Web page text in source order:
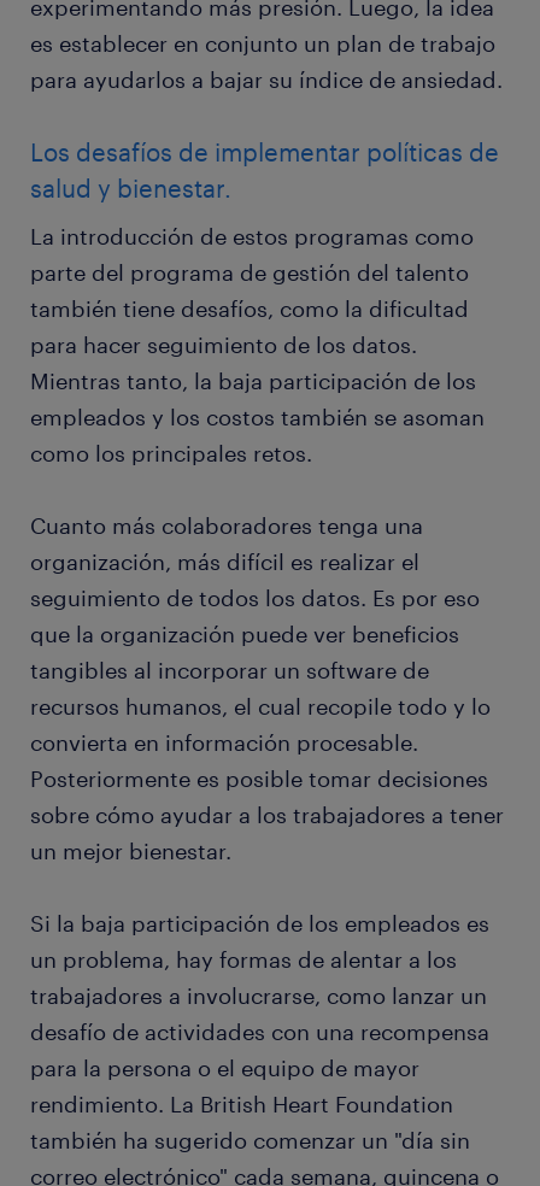
experimentando más presión. Luego, la idea
es establecer en conjunto un plan de trabajo
para ayudarlos a bajar su índice de ansiedad.
Los desafíos de implementar políticas de
salud y bienestar.
La introducción de estos programas como
parte del programa de gestión del talento
también tiene desafíos, como la dificultad
para hacer seguimiento de los datos.
Mientras tanto, la baja participación de los
empleados y los costos también se asoman
como los principales retos.
Cuanto más colaboradores tenga una
organización, más difícil es realizar el
seguimiento de todos los datos. Es por eso
que la organización puede ver beneficios
tangibles al incorporar un software de
recursos humanos, el cual recopile todo y lo
convierta en información procesable.
Posteriormente es posible tomar decisiones
sobre cómo ayudar a los trabajadores a tener
un mejor bienestar.
Si la baja participación de los empleados es
un problema, hay formas de alentar a los
trabajadores a involucrarse, como lanzar un
desafío de actividades con una recompensa
para la persona o el equipo de mayor
rendimiento. La British Heart Foundation
también ha sugerido comenzar un "día sin
correo electrónico" cada semana, quincena o